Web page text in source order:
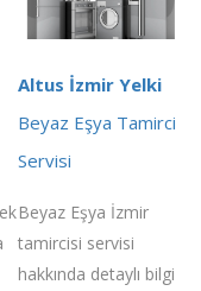
Altus İzmir Yelki
Beyaz Eşya Tamirci
Servisi
Beyaz Eşya İzmir
tamircisi servisi
hakkında detaylı bilgi